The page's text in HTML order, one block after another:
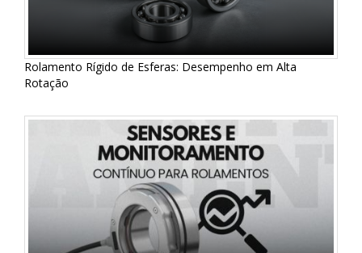
Rolamento Rígido de Esferas: Desempenho em Alta
Rotação